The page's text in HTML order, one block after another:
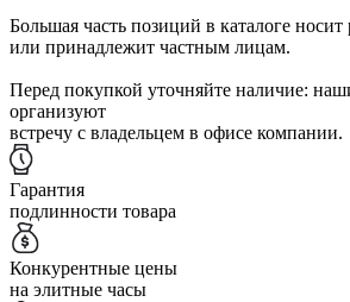
Большая часть позиций в каталоге
или принадлежит частным лицам.
Перед покупкой уточняйте наличие:
организуют
встречу с владельцем в офисе компании.
Гарантия
подлинности товара
Конкурентные цены
на элитные часы